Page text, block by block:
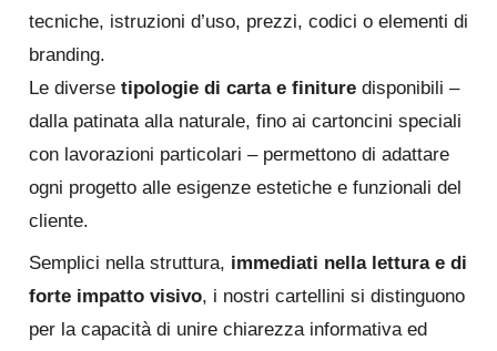
tecniche, istruzioni d’uso, prezzi, codici o elementi di
branding.
Le diverse tipologie di carta e finituredisponibili –
dalla patinata alla naturale, fino ai cartoncini speciali
con lavorazioni particolari – permettono di adattare
ogni progetto alle esigenze estetiche e funzionali del
cliente.
Semplici nella struttura, immediati nella lettura e di
forte impatto visivo, i nostri cartellini si distinguono
per la capacità di unire chiarezza informativa ed